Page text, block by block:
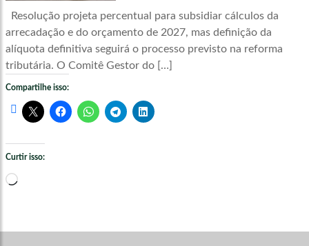
Resolução projeta percentual para subsidiar cálculos da
arrecadação e do orçamento de 2027, mas definição da
alíquota definitiva seguirá o processo previsto na reforma
tributária. O Comitê Gestor do […]
Compartilhe isso:
Curtir isso:
Carregando...